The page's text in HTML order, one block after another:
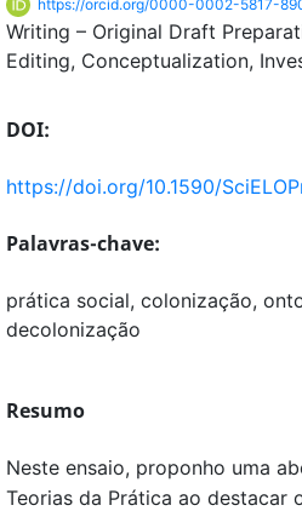
https://orcid.org/0000-0002-5817-
Writing – Original Draft
Editing Conceptualization
DOI:
https://doi.org/10.1590/
Palavras-chave:
prática social, colonização,
decolonização
Resumo
Neste ensaio, proponho uma
Teorias da Prática ao destacar